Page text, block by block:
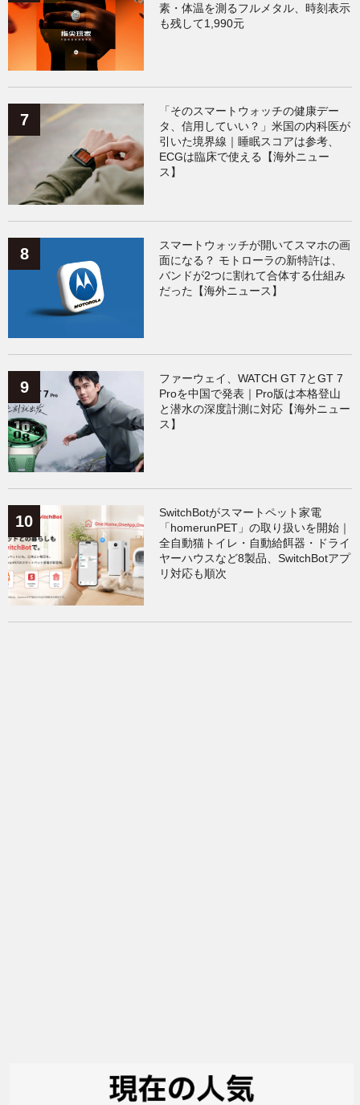
素・体温を測るフルメタル、時刻表示
も残して1,990元
「そのスマートウォッチの健康デー
タ、信用していい？」米国の内科医が
引いた境界線｜睡眠スコアは参考、
ECGは臨床で使える【海外ニュー
ス】
スマートウォッチが開いてスマホの画
面になる？ モトローラの新特許は、
バンドが2つに割れて合体する仕組み
だった【海外ニュース】
ファーウェイ、WATCH GT 7とGT 7
Proを中国で発表｜Pro版は本格登山
と潜水の深度計測に対応【海外ニュー
ス】
SwitchBotがスマートペット家電
「homerunPET」の取り扱いを開始｜
全自動猫トイレ・自動給餌器・ドライ
ヤーハウスなど8製品、SwitchBotアプ
リ対応も順次